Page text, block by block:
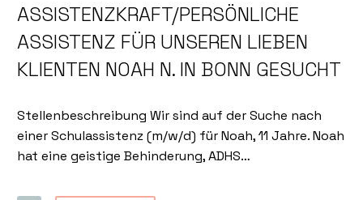
ASSISTENZKRAFT/PERSÖNLICHE
ASSISTENZ FÜR UNSEREN LIEBEN
KLIENTEN NOAH N. IN BONN GESUCHT
Stellenbeschreibung Wir sind auf der Suche nach
einer Schulassistenz (m/w/d) für Noah, 11 Jahre. Noah
hat eine geistige Behinderung, ADHS…